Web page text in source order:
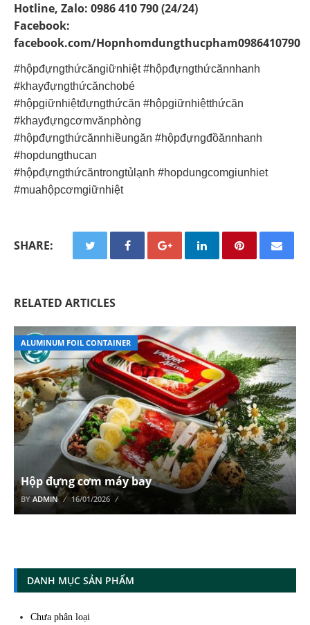
Hotline, Zalo: 0986 410 790 (24/24)
Facebook:
facebook.com/Hopnhomdungthucpham0986410790
#hộpđựngthứcăngiữnhiệt #hộpđựngthứcănnhanh
#khayđựngthứcănchobé
#hộpgiữnhiệtđựngthứcăn #hộpgiữnhiệtthứcăn
#khayđựngcơmvănphòng
#hộpđựngthứcănnhiềungăn #hộpđựngđồănnhanh
#hopdungthucan
#hộpđựngthứcăntrongtủlạnh #hopdungcomgiunhiet
#muahộpcơmgiữnhiệt
SHARE:
RELATED ARTICLES
ALUMINUM FOIL CONTAINER
Hộp đựng cơm máy bay
BY ADMIN 16/01/2026
DANH MỤC SẢN PHẨM
Chưa phân loại